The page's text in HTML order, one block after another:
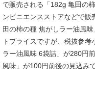
で販売される「182g 亀田の
ンビニエンスストアなどで
田の柿の種 焦がしラー油風
トプライスですが、税抜参
ラー油風味 6袋詰」が280円
風味」が100円前後の見込みで